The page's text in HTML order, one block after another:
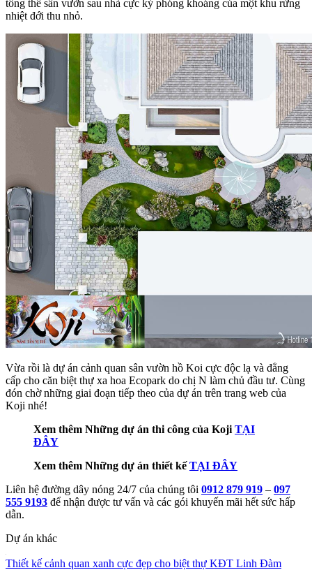
tổng thể sân vườn sau nhà cực kỳ phóng khoáng của một khu rừng
nhiệt đới thu nhỏ.
Vừa rồi là dự án cảnh quan sân vườn hồ Koi cực độc lạ và đẳng
cấp cho căn biệt thự xa hoa Ecopark do chị N làm chủ đầu tư. Cùng
đón chờ những giai đoạn tiếp theo của dự án trên trang web của
Koji nhé!
Xem thêm Những dự án thi công của Koji TẠI
ĐÂY
Xem thêm Những dự án thiết kếTẠI ĐÂY
Liên hệ đường dây nóng 24/7 của chúng tôi 0912 879 919 – 097
555 9193 để nhận được tư vấn và các gói khuyến mãi hết sức hấp
dẫn.
Dự án khác
Thiết kế cảnh quan xanh cực đẹp cho biệt thự KĐT Linh Đàm